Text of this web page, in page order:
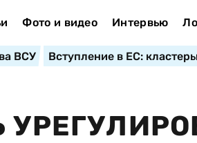
Фото и видео Интервью
ВСУ Вступление в ЕС: